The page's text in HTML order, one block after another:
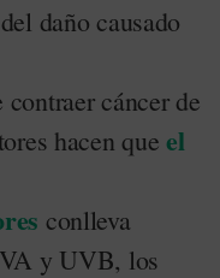
daño causado
cáncer de
hacen queel
conlleva
y UVB, los